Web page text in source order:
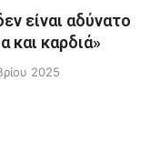
είναι αδύνατο
και καρδιά»
2025